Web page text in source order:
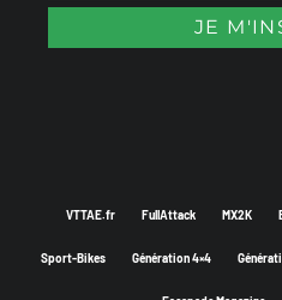
VTTAE.fr FullAttack MX2K
Sport-Bikes Génération 4×4